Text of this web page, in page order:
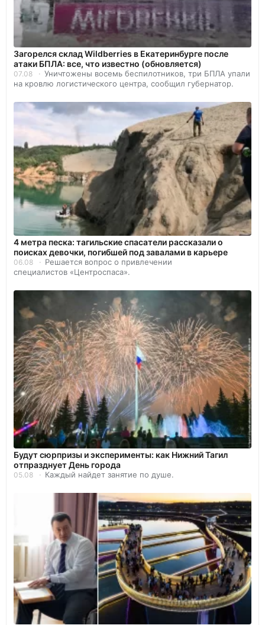
Загорелся склад Wildberries в Екатеринбурге после
атаки БПЛА: все, что известно (обновляется)
07.08
Уничтожены восемь беспилотников, три БПЛА упали
на кровлю логистического центра, сообщил губернатор.
4 метра песка: тагильские спасатели рассказали о
поисках девочки, погибшей под завалами в карьере
06.08
Решается вопрос о привлечении
специалистов «Центроспаса».
Будут сюрпризы и эксперименты: как Нижний Тагил
отпразднует День города
05.08 Каждый найдет занятие по душе.